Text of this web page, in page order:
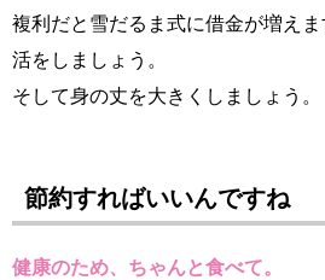
複利だと雪だるま式に借金が増え
活をしましょう。
そして身の丈を大きくしましょう。
節約すればいいんですね
健康のため、ちゃんと食べて。